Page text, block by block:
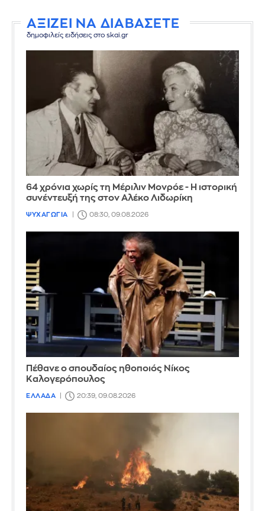
ΑΞΙΖΕΙ ΝΑ ΔΙΑΒΑΣΕΤΕ
δημοφιλείς ειδήσεις στο skai.gr
64 χρόνια χωρίς τη Μέριλιν Μονρόε - Η ιστορική
συνέντευξή της στον Αλέκο Λιδωρίκη
ΨΥΧΑΓΩΓΙΑ 08:30, 09.08.2026
Πέθανε ο σπουδαίος ηθοποιός Νίκος
Καλογερόπουλος
ΕΛΛΑΔΑ 20:39, 09.08.2026